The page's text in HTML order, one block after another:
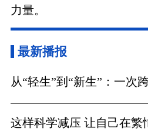
力量。
最新播报
从“轻生”到“新生”：一次
这样科学减压 让自己在繁